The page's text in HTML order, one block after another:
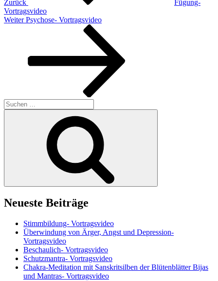
Zurück
Fügung-
Vortragsvideo
Nächster
Weiter Psychose- Vortragsvideo
Suchen
nach:
Neueste Beiträge
Stimmbildung- Vortragsvideo
Überwindung von Ärger, Angst und Depression-
Vortragsvideo
Beschaulich- Vortragsvideo
Schutzmantra- Vortragsvideo
Chakra-Meditation mit Sanskritsilben der Blütenblätter Bijas
und Mantras- Vortragsvideo